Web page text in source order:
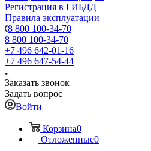
Регистрация в ГИБДД
Правила эксплуатации
8 800 100-34-70
8 800 100-34-70
+7 496 642-01-16
+7 496 647-54-44
Заказать звонок
Задать вопрос
Войти
Корзина0
Отложенные0